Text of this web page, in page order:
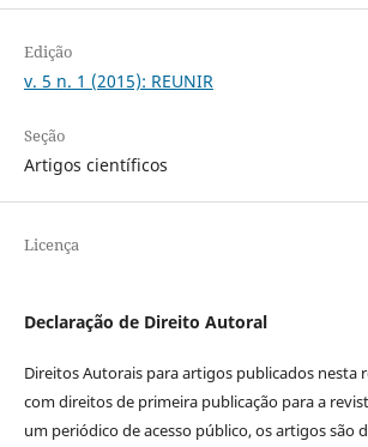
Edição
v. 5 n. 1 (2015): REUNIR
Seção
Artigos científicos
Licença
Declaração de Direito Autoral
Direitos Autorais para artigos publicados nesta
com direitos de primeira publicação para a
um periódico de acesso público, os artigos são